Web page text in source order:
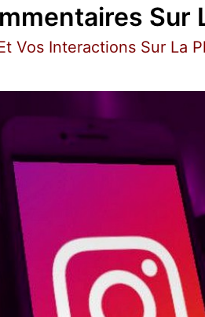
Sur
Vos Interactions Sur La